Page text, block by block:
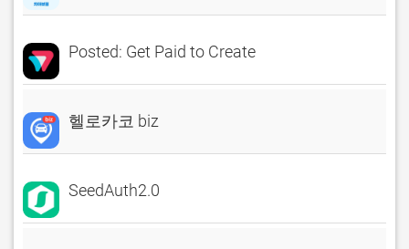
Posted: Get Paid to Create
헬로카코 biz
SeedAuth2.0